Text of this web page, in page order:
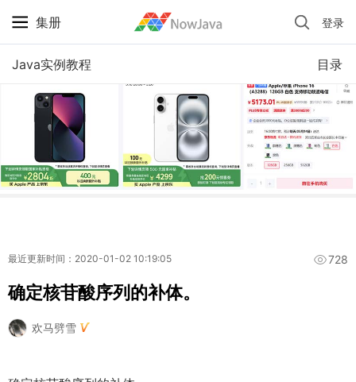
集册 登录
目录
Java实例教程
iPhone 京东自营 + 国补 / 历史最低价
最近更新时间：2020-01-02 10:19:05 728
确定核苷酸序列的补体。
欢马劈雪